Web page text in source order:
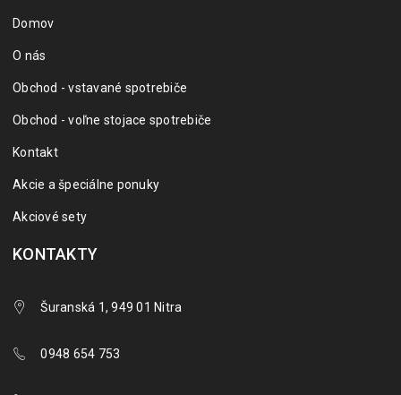
Domov
O nás
Obchod - vstavané spotrebiče
Obchod - voľne stojace spotrebiče
Kontakt
Akcie a špeciálne ponuky
Akciové sety
KONTAKTY
Šuranská 1, 949 01 Nitra
0948 654 753